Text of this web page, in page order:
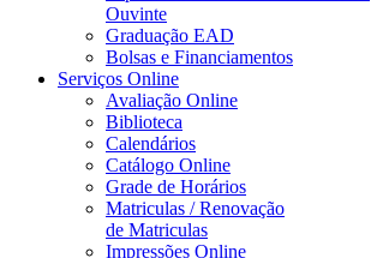
Ouvinte
Graduação EAD
Bolsas e Financiamentos
Serviços Online
Avaliação Online
Biblioteca
Calendários
Catálogo Online
Grade de Horários
Matriculas / Renovação
de Matriculas
Impressões Online